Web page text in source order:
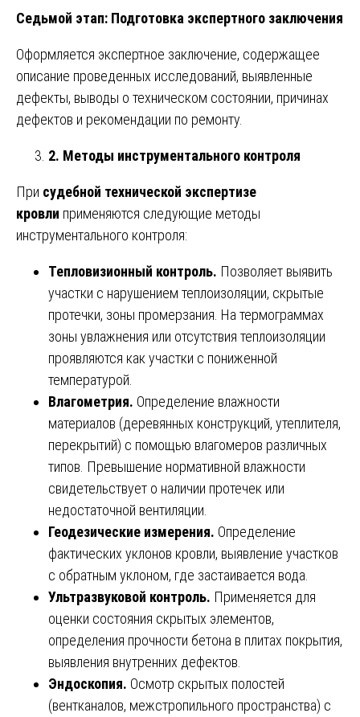
Седьмой этап: Подготовка экспертного заключения
Оформляется экспертное заключение, содержащее
описание проведенных исследований, выявленные
дефекты, выводы о техническом состоянии, причинах
дефектов и рекомендации по ремонту.
2. Методы инструментального контроля
При судебной технической экспертизе
кровли применяются следующие методы
инструментального контроля:
Тепловизионный контроль. Позволяет выявить
участки с нарушением теплоизоляции, скрытые
протечки, зоны промерзания. На термограммах
зоны увлажнения или отсутствия теплоизоляции
проявляются как участки с пониженной
температурой.
Влагометрия. Определение влажности
материалов (деревянных конструкций, утеплителя,
перекрытий) с помощью влагомеров различных
типов. Превышение нормативной влажности
свидетельствует о наличии протечек или
недостаточной вентиляции.
Геодезические измерения. Определение
фактических уклонов кровли, выявление участков
с обратным уклоном, где застаивается вода.
Ультразвуковой контроль. Применяется для
оценки состояния скрытых элементов,
определения прочности бетона в плитах покрытия,
выявления внутренних дефектов.
Эндоскопия. Осмотр скрытых полостей
(вентканалов, межстропильного пространства) с